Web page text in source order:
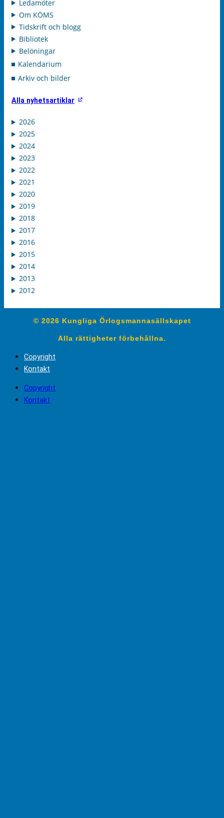
Ledamöter
Om KÖMS
Tidskrift och blogg
Bibliotek
Belöningar
Kalendarium
Arkiv och bilder
Alla nyhetsartiklar
2026
2025
2024
2023
2022
2021
2020
2019
2018
2017
2016
2015
2014
2013
2012
© 2026 Kungliga Örlogsmannasällskapet
Alla rättigheter förbehållna.
Copyright
Kontakt
Copyright
Kontakt